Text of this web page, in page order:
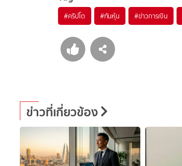
#คริปโต #ทันหุ้น #ข่าวการเงิน
ข่าวที่เกี่ยวข้อง